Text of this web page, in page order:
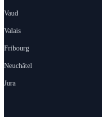
Vaud
Valais
Fribourg
Neuchâtel
Jura